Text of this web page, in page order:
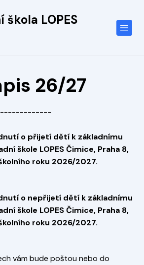
škola LOPES
26/27
o přijetí dětí k základnímu
škole LOPES Čimice, Praha 8,
roku 2026/2027.
o nepřijetí dětí k základnímu
škole LOPES Čimice, Praha 8,
roku 2026/2027.
vám bude poštou nebo do